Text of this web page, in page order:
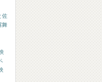
佐
舞